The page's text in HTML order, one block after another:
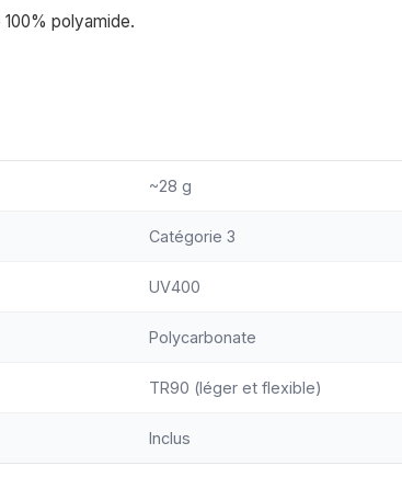
polyamide.
~28 g
Catégorie 3
UV400
Polycarbonate
TR90 (léger et flexible)
Inclus